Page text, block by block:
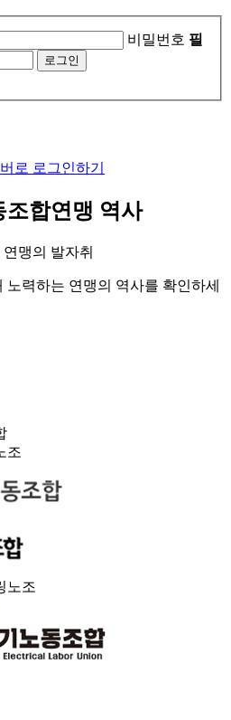
비밀번호 필
로그인
로 로그인하기
조합연맹 역사
맹의 발자취
노력하는 연맹의 역사를 확인하세